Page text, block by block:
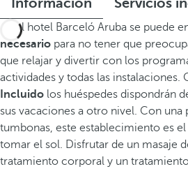
En el hotel Barceló Aruba se puede
necesario para no tener que
que relajar y divertir con los
actividades y todas las instalaciones.
Incluido los huéspedes dispondrán
sus vacaciones a otro nivel. Con una
tumbonas, este establecimiento es
tomar el sol. Disfrutar de un masaje
tratamiento corporal y un